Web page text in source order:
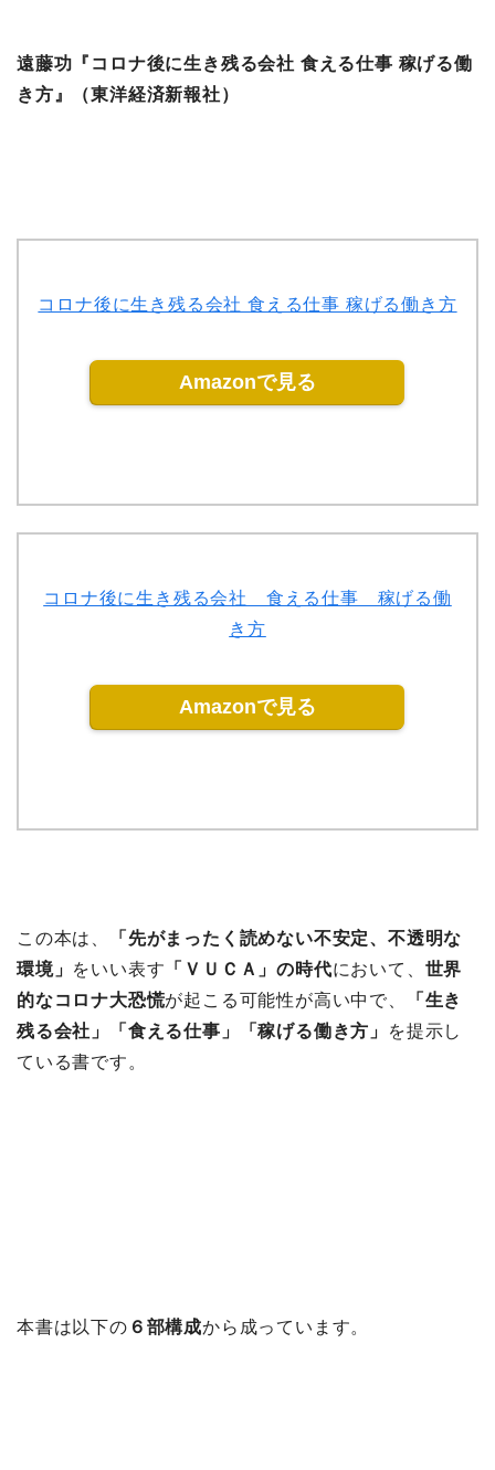
遠藤功『コロナ後に生き残る会社 食える仕事 稼げる働
き方』（東洋経済新報社）
コロナ後に生き残る会社 食える仕事 稼げる働き方
Amazonで見る
コロナ後に生き残る会社 食える仕事 稼げる働
き方
Amazonで見る
この本は、
「先がまったく読めない不安定、不透明な
環境」 をいい表す 「ＶＵＣＡ」の時代において、 世界
的なコロナ大恐慌が起こる可能性が高い中で、
「生き
残る会社」「食える仕事」「稼げる働き方」
を提示し
ている書です。
本書は以下の ６部構成から成っています。